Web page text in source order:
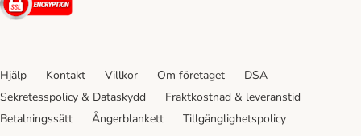
Hjälp Kontakt Villkor Om företaget
DSA
Sekretesspolicy & Dataskydd
Fraktkostnad & leveranstid
Betalningssätt
Ångerblankett Tillgänglighetspolicy